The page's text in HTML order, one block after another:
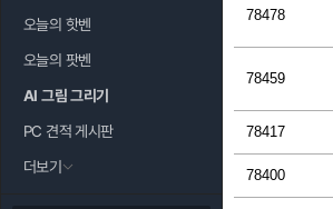
오늘의 핫벤
오늘의 팟벤
AI 그림 그리기
PC 견적 게시판
더보기
78478
78459
78417
78400